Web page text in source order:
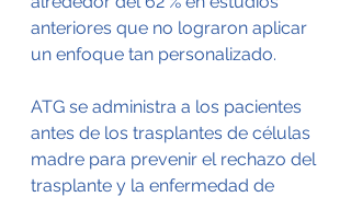
anteriores que no lograron aplicar
un enfoque tan personalizado.
ATG se administra a los pacientes
antes de los trasplantes de células
madre para prevenir el rechazo del
trasplante y la enfermedad de